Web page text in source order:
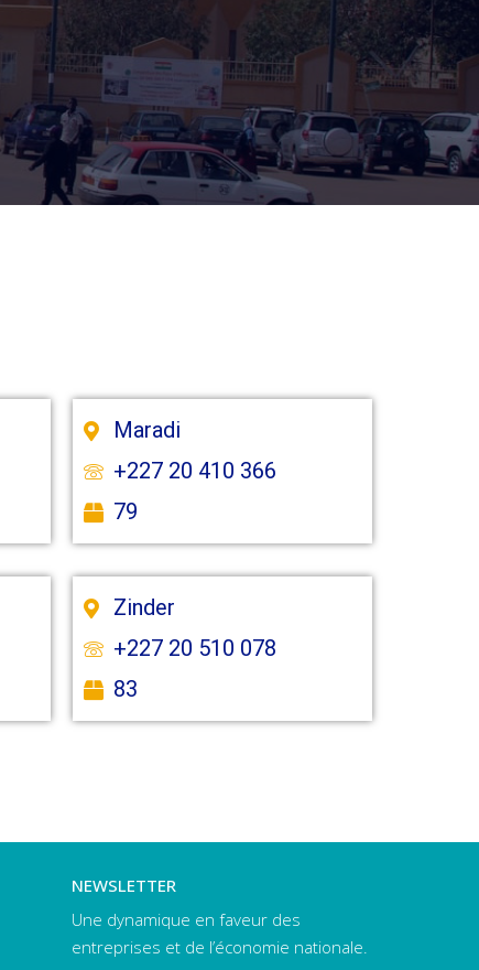
Maradi
+227 20 410 366
79
Zinder
+227 20 510 078
83
NEWSLETTER
Une dynamique en faveur des
entreprises et de l’économie nationale.